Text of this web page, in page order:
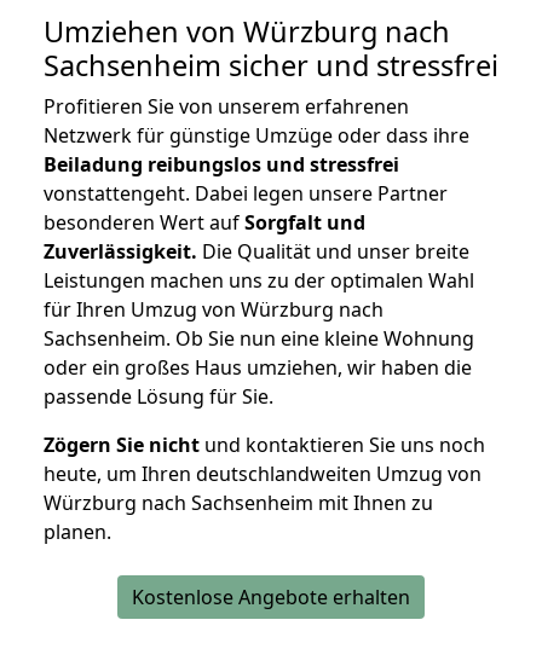
Umziehen von Würzburg nach
Sachsenheim sicher und stressfrei
Profitieren Sie von unserem erfahrenen
Netzwerk für günstige Umzüge oder dass ihre
Beiladung reibungslos und stressfrei
vonstattengeht. Dabei legen unsere Partner
besonderen Wert aufSorgfalt und
Zuverlässigkeit. Die Qualität und unser breite
Leistungen machen uns zu der optimalen Wahl
für Ihren Umzug von Würzburg nach
Sachsenheim. Ob Sie nun eine kleine Wohnung
oder ein großes Haus umziehen, wir haben die
passende Lösung für Sie.
Zögern Sie nicht und kontaktieren Sie uns noch
heute, um Ihren deutschlandweiten Umzug von
Würzburg nach Sachsenheim mit Ihnen zu
planen.
Kostenlose Angebote erhalten